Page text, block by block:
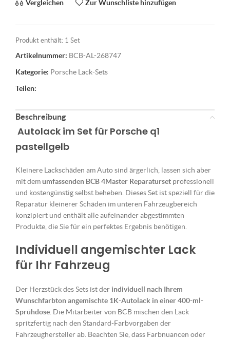
Vergleichen Zur Wunschliste hinzufügen
Produkt enthält: 1 Set
Artikelnummer: BCB-AL-268747
Kategorie: Porsche Lack-Sets
Teilen:
Beschreibung
Autolack im Set für Porsche q1
pastellgelb
Kleinere Lackschäden am Auto sind ärgerlich, lassen sich aber
mit demumfassenden BCB 4Master Reparaturset professionell
und kostengünstig selbst beheben. Dieses Set ist speziell für die
Reparatur kleinerer Schäden im unteren Fahrzeugbereich
konzipiert und enthält alle aufeinander abgestimmten
Produkte, die Sie für ein perfektes Ergebnis benötigen.
Individuell angemischter Lack
für Ihr Fahrzeug
Der Herzstück des Sets ist der individuell nach Ihrem
Wunschfarbton angemischte 1K-Autolack in einer 400-ml-
Sprühdose . Die Mitarbeiter von BCB mischen den Lack
spritzfertig nach den Standard-Farbvorgaben der
Fahrzeughersteller ab. Beachten Sie, dass Farbnuancen oder